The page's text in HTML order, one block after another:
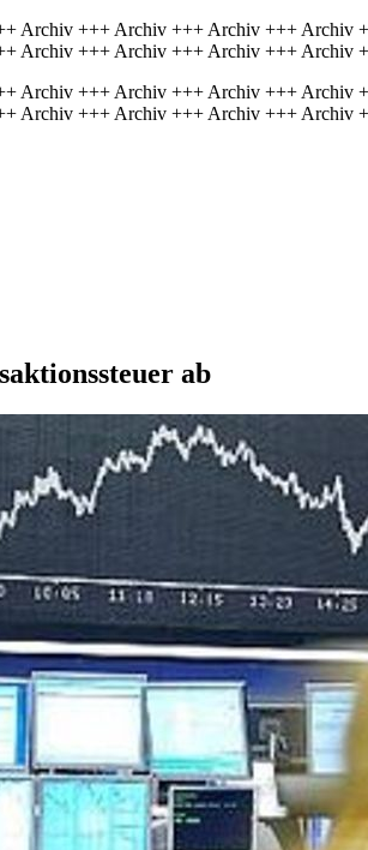
Archiv +++ Archiv +++ Archiv +++
Archiv +++ Archiv +++ Archiv +++ Archiv
Archiv +++ Archiv +++ Archiv +++
Archiv +++ Archiv +++ Archiv +++ Archiv
ab